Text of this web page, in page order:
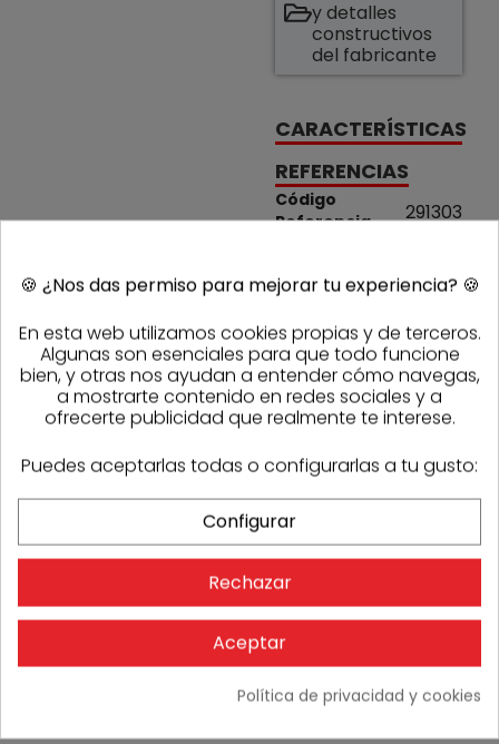
y detalles
constructivos
del fabricante
CARACTERÍSTICAS
REFERENCIAS
Código
Sasmak
291303
Referencia
PRODUCTOS DE LA MISMA CATEGORÍA
OPINIONES
No hay comentarios
🍪 ¿Nos das permiso para mejorar tu experiencia? 🍪
En esta web utilizamos cookies propias y de terceros.
Algunas son esenciales para que todo funcione
bien, y otras nos ayudan a entender cómo navegas,
a mostrarte contenido en redes sociales y a
ofrecerte publicidad que realmente te interese.
Puedes aceptarlas todas o configurarlas a tu gusto:
Configurar
Rechazar
Aceptar
Política de privacidad y cookies